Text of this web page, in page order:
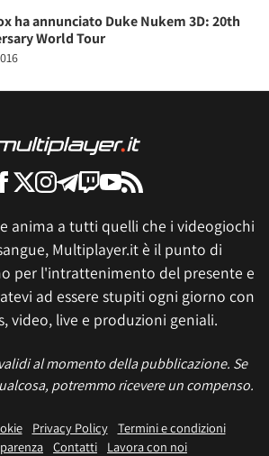
ha annunciato Duke Nukem 3D: 20th
World Tour
anima a tutti quelli che i videogiochi
Multiplayer.it è il punto di
per l'intrattenimento del presente e
ad essere stupiti ogni giorno con
video, live e produzioni geniali.
al momento della pubblicazione. Se
potremmo ricevere un compenso.
Privacy Policy
Termini e condizioni
Contatti
Lavora con noi